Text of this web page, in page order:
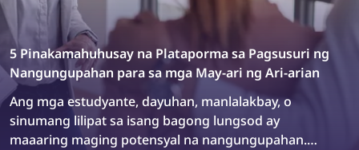
5 Pinakamahuhusay na Plataporma sa Pagsusuri ng
Nangungupahan para sa mga May-ari ng Ari-arian
Ang mga estudyante, dayuhan, manlalakbay, o
sinumang lilipat sa isang bagong lungsod ay
maaaring maging potensyal na nangungupahan.